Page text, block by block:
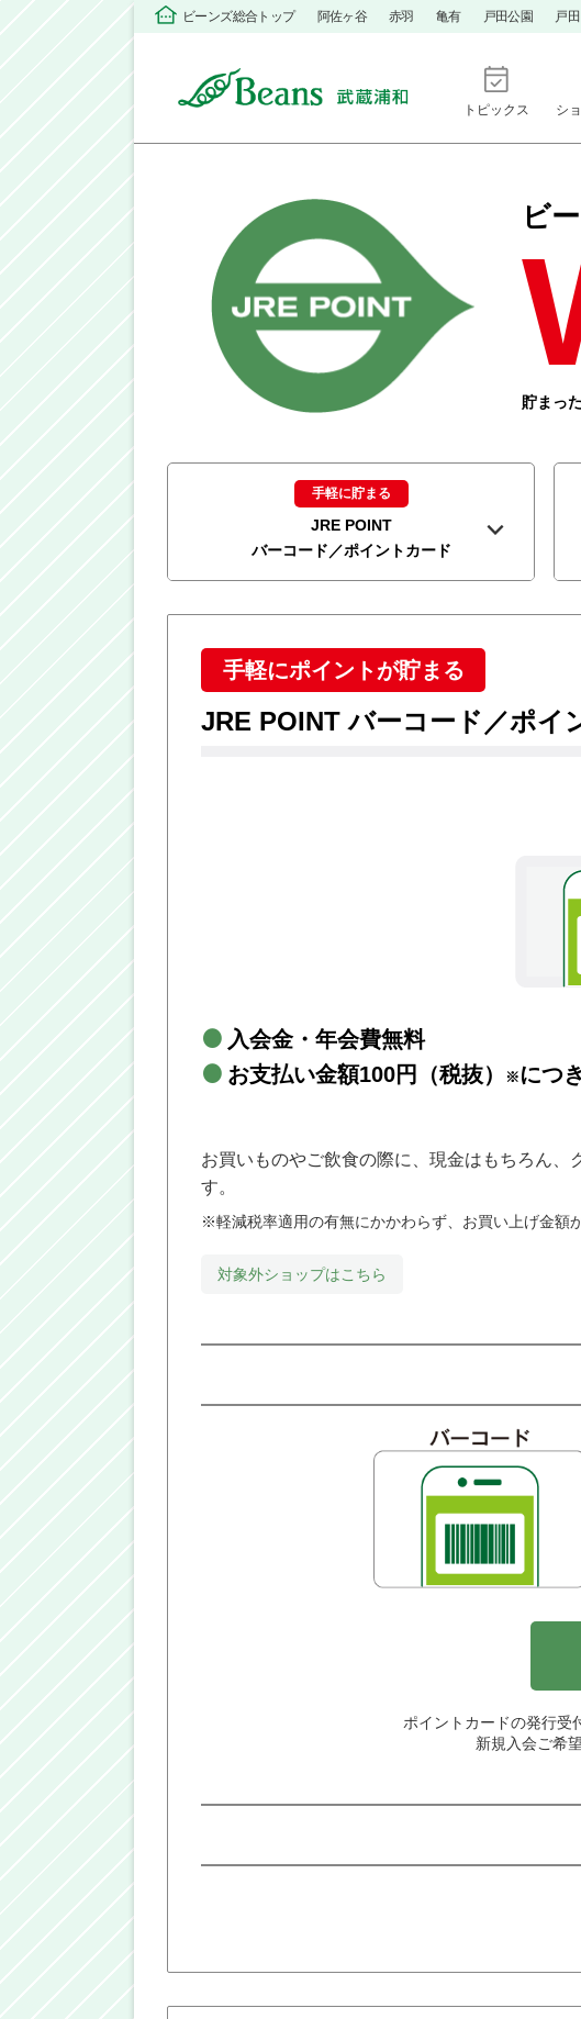
ビーンズ総合トップ 阿佐ヶ谷 赤羽 亀有 戸田公園 戸田
トピックス シ
ビ
貯まっ
手軽に貯まる
JRE POINT
バーコード／ポイントカード
手軽にポイントが貯まる
JRE POINT バーコード／ポイ
入会金・年会費無料
お支払い金額100円（税抜）
※ につ
お買いものやご飲食の際に、現金はもちろん
す。
※軽減税率適用の有無にかかわらず、お買い上げ金額
対象外ショップはこちら
ポイントカードの発行受
新規入会ご希